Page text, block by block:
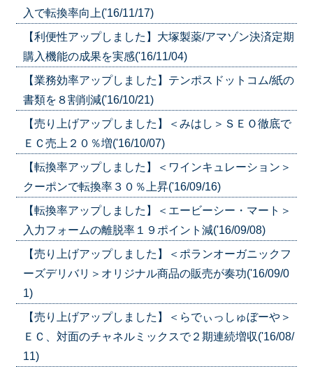
入で転換率向上('16/11/17)
【利便性アップしました】大塚製薬/アマゾン決済定期
購入機能の成果を実感('16/11/04)
【業務効率アップしました】テンポスドットコム/紙の
書類を８割削減('16/10/21)
【売り上げアップしました】＜みはし＞ＳＥＯ徹底で
ＥＣ売上２０％増('16/10/07)
【転換率アップしました】＜ワインキュレーション＞
クーポンで転換率３０％上昇('16/09/16)
【転換率アップしました】＜エービーシー・マート＞
入力フォームの離脱率１９ポイント減('16/09/08)
【売り上げアップしました】＜ポランオーガニックフ
ーズデリバリ＞オリジナル商品の販売が奏功('16/09/0
1)
【売り上げアップしました】＜らでぃっしゅぼーや＞
ＥＣ、対面のチャネルミックスで２期連続増収('16/08/
11)